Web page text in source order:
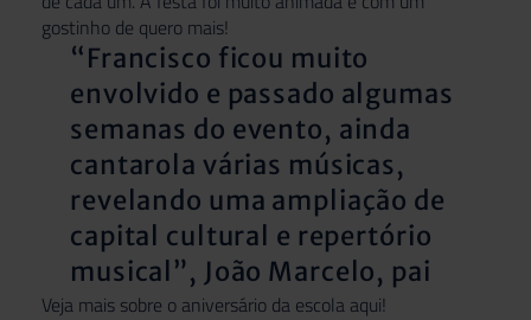
gostinho de quero mais!
“Francisco ficou muito
envolvido e passado algumas
semanas do evento, ainda
cantarola várias músicas,
revelando uma ampliação de
capital cultural e repertório
musical”, João Marcelo, pai
Veja mais sobre o aniversário da escola aqui!